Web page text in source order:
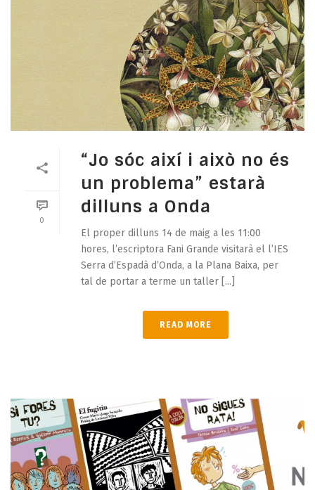
0
“Jo sóc així i això no és
un problema” estarà
dilluns a Onda
El proper dilluns 14 de maig a les 11:00
hores, l’escriptora Fani Grande visitarà el l’IES
Serra d’Espadà d’Onda, a la Plana Baixa, per
tal de portar a terme un taller [...]
READ MORE